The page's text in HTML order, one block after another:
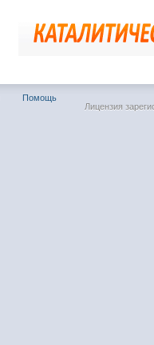
Помощь
Лицензия